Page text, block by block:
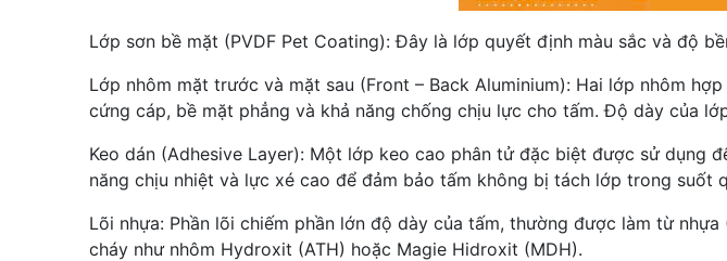
Lớp sơn bề mặt (PVDF Pet Coating): Đây là lớp quyết định màu sắc và độ
Lớp nhôm mặt trước và mặt sau (Front – Back Aluminium): Hai lớp nhôm
cứng cáp, bề mặt phẳng và khả năng chống chịu lực cho tấm. Độ dày của
Keo dán (Adhesive Layer): Một lớp keo cao phân tử đặc biệt được sử dụng
năng chịu nhiệt và lực xé cao để đảm bảo tấm không bị tách lớp trong suốt
Lõi nhựa: Phần lõi chiếm phần lớn độ dày của tấm, thường được làm từ
cháy như nhôm Hydroxit (ATH) hoặc Magie Hidroxit (MDH).